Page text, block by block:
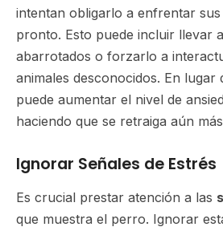
intentan obligarlo a enfrentar sus
pronto. Esto puede incluir llevar
abarrotados o forzarlo a
animales desconocidos. En lugar
puede aumentar el nivel de
haciendo que se retraiga aún
Ignorar Señales de Estrés
Es crucial prestar atención a las
que muestra el perro. Ignorar